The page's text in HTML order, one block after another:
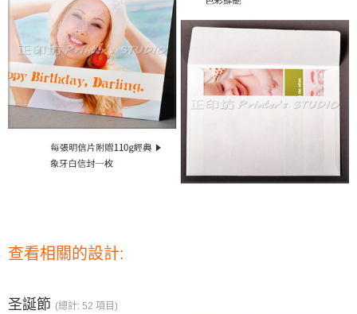
查看相關的設計:
圣誕節 (總計: 52 項目)